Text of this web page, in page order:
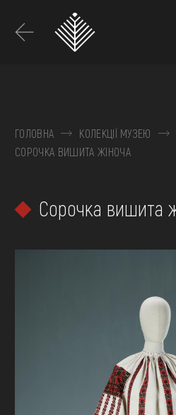
основного
КОЛЕКЦІЇ
ВИСТАВКИ ТА ПОДІЇ
ВІДВІДАТИ
НАВЧИТИСЯ
ГОЛОВНА КОЛЕКЦІЇ МУЗЕЮ
СОРОЧКА ВИШИТА ЖІНОЧА
Сорочка вишита